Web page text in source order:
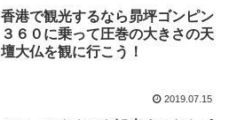
香港で観光するなら昴坪ゴンピン
３６０に乗って圧巻の大きさの天
壇大仏を観に行こう！
2019.07.15